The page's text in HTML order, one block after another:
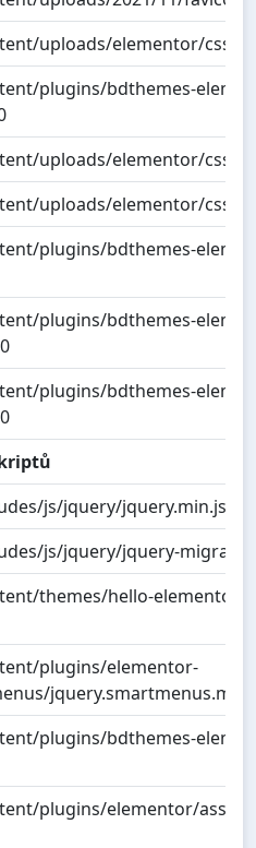
uploads/elementor/css/
plugins/bdthemes-
uploads/elementor/css/
uploads/elementor/css/
plugins/bdthemes-
plugins/bdthemes-
plugins/bdthemes-
js/jquery/
js/jquery/jquery-
themes/hello-elementor/
plugins/elementor-
plugins/bdthemes-
plugins/elementor/